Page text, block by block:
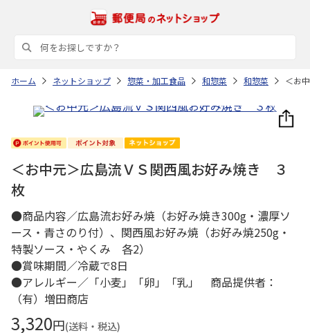
ホーム ネットショップ 惣菜・加工食品 和惣菜 和惣菜 ＜お
＜お中元＞広島流ＶＳ関西風お好み焼き ３
枚
●商品内容／広島流お好み焼（お好み焼き300g・濃厚ソ
ース・青さのり付）、関西風お好み焼（お好み焼250g・
特製ソース・やくみ 各2）
●賞味期間／冷蔵で8日
●アレルギー／「小麦」「卵」「乳」 商品提供者：
（有）増田商店
3,320円(送料・税込)